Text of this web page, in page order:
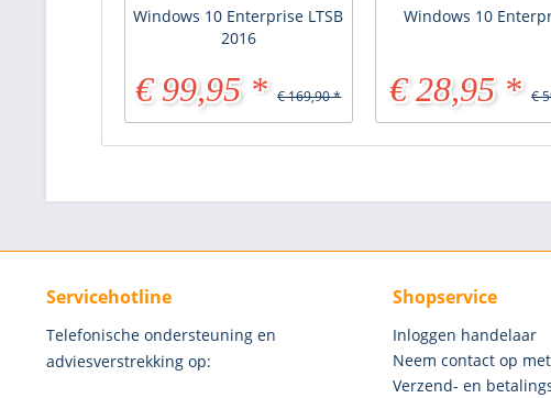
Windows 10 Enterprise LTSB
2016
€ 99,95 * € 169,90 *
Windows 10
€ 28,95 * €
Servicehotline
Telefonische ondersteuning en
adviesverstrekking op:
Shopservice
Inloggen handelaar
Neem contact op met
Verzend- en